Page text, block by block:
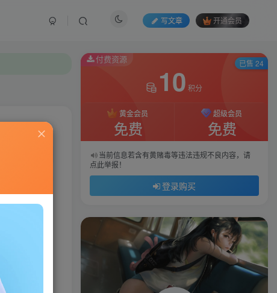
写文章 开通会员
种类。保
付费资源
10 积分
黄金会员
免费
超级会员
免费
当前信息若含有黄赌毒等违法违规不良内容，请
点此举报！
登录购买
已售 24